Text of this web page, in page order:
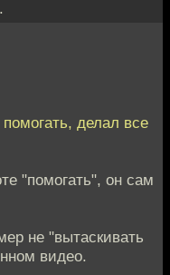
делал все
"помогать", он сам
не "вытаскивать
видео.